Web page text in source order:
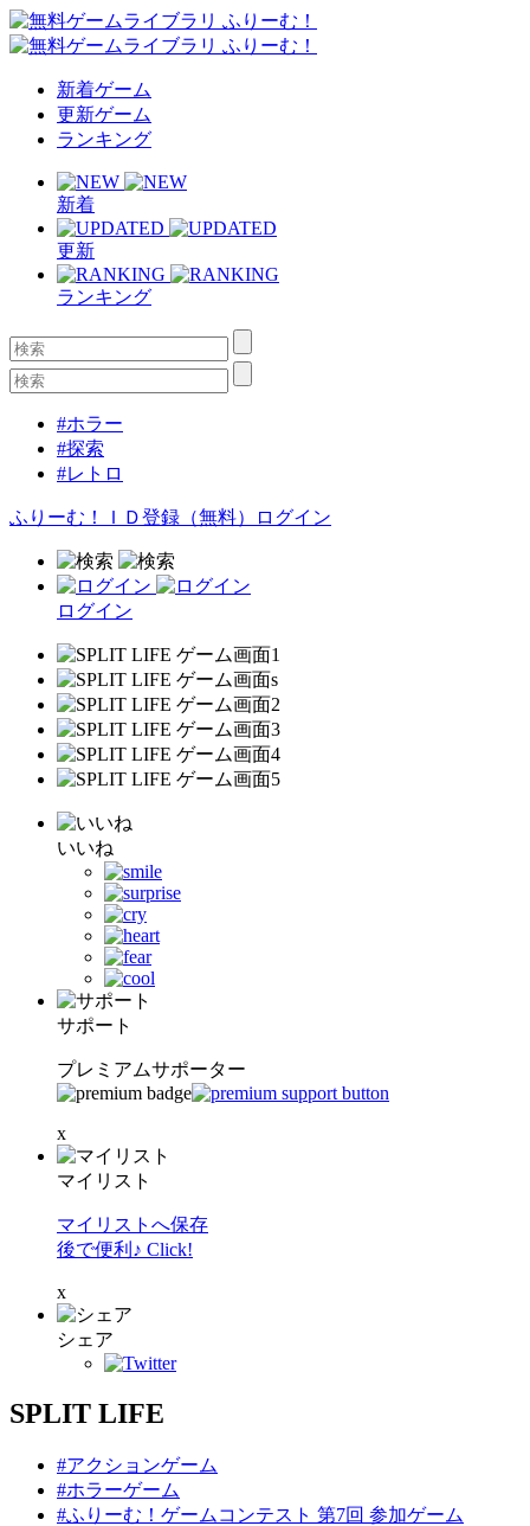
新着ゲーム
更新ゲーム
ランキング
新着
更新
ランキング
#ホラー
#探索
#レトロ
ふりーむ！ＩＤ登録（無料） ログイン
ログイン
いいね
サポート
プレミアムサポーター
x
マイリスト
マイリストへ保存
後で便利♪ Click!
x
シェア
SPLIT LIFE
#アクションゲーム
#ホラーゲーム
#ふりーむ！ゲームコンテスト 第7回 参加ゲーム